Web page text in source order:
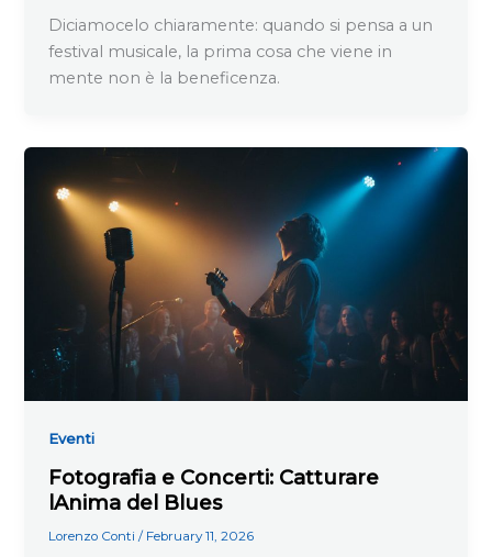
Diciamocelo chiaramente: quando si pensa a un
festival musicale, la prima cosa che viene in
mente non è la beneficenza.
Eventi
Fotografia e Concerti: Catturare
lAnima del Blues
Lorenzo Conti/ February 11, 2026